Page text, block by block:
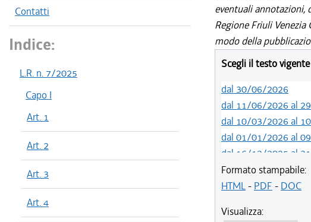
Contatti
Indice:
L.R. n. 7/2025
Capo I
Art. 1
Art. 2
Art. 3
Art. 4
eventuali annotazioni,
Regione Friuli
modo della
Scegli il testo
dal 30/06/2026
dal 11/06/2026 al
dal 10/03/2026 al
dal 01/01/2026 al
dal 16/12/2025 al
dal 05/06/2025 al
Formato stampabile:
HTML- PDF - DOC
Visualizza: